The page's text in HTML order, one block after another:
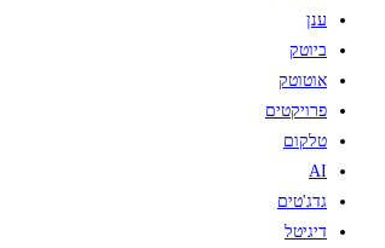
ענן
ביוטק
אוטוטק
פרויקטים
טלקום
AI
גדג'טים
דיגיטל